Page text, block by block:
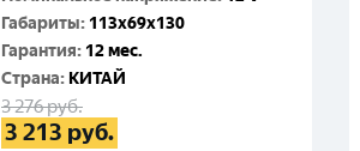
Габариты: 113x69x130
Гарантия: 12 мес.
Cтрана: КИТАЙ
3 276руб.
3 213 руб.